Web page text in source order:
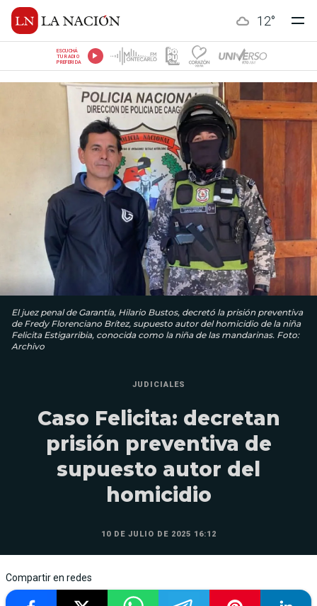
12°
ESCUCHÁ
TU RADIO
PREFERIDA
El juez penal de Garantía, Hilario Bustos, decretó la prisión preventiva
de Fredy Florenciano Brítez, supuesto autor del homicidio de la niña
Felicita Estigarribia, conocida como la niña de las mandarinas. Foto:
Archivo
JUDICIALES
Caso Felicita: decretan
prisión preventiva de
supuesto autor del
homicidio
10 DE JULIO DE 2025 16:12
Compartir en redes